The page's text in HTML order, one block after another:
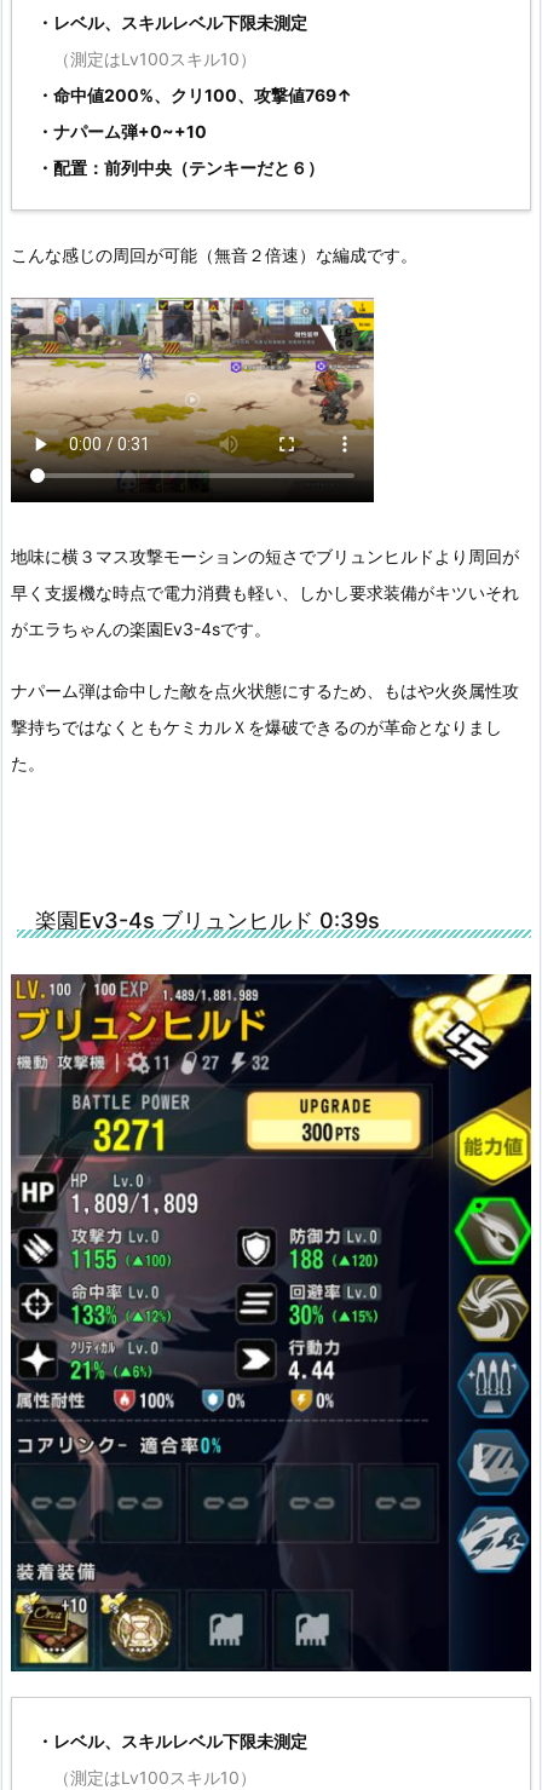
・レベル、スキルレベル下限未測定
（測定はLv100スキル10）
・命中値200%、クリ100、攻撃値769↑
・ナパーム弾+0~+10
・配置：前列中央（テンキーだと６）
こんな感じの周回が可能（無音２倍速）な編成です。
地味に横３マス攻撃モーションの短さでブリュンヒルドより周回が
早く支援機な時点で電力消費も軽い、しかし要求装備がキツいそれ
がエラちゃんの楽園Ev3-4sです。
ナパーム弾は命中した敵を点火状態にするため、もはや火炎属性攻
撃持ちではなくともケミカルＸを爆破できるのが革命となりまし
た。
楽園Ev3-4s ブリュンヒルド 0:39s
・レベル、スキルレベル下限未測定
（測定はLv100スキル10）